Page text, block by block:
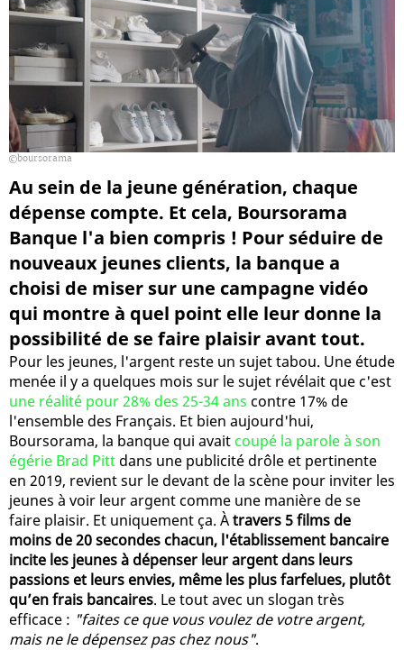
boursorama
Au sein de la jeune génération, chaque
dépense compte. Et cela, Boursorama
Banque l'a bien compris ! Pour séduire de
nouveaux jeunes clients, la banque a
choisi de miser sur une campagne vidéo
qui montre à quel point elle leur donne la
possibilité de se faire plaisir avant tout.
Pour les jeunes, l'argent reste un sujet tabou. Une étude
menée il y a quelques mois sur le sujet révélait que c'est
une réalité pour 28% des 25-34 ans contre 17% de
l'ensemble des Français. Et bien aujourd'hui,
Boursorama, la banque qui avait coupé la parole à son
égérie Brad Pitt dans une publicité drôle et pertinente
en 2019, revient sur le devant de la scène pour inviter les
jeunes à voir leur argent comme une manière de se
faire plaisir. Et uniquement ça. Àtravers 5 films de
moins de 20 secondes chacun, l'établissement bancaire
incite les jeunes à dépenser leur argent dans leurs
passions et leurs envies, même les plus farfelues, plutôt
qu’en frais bancaires. Le tout avec un slogan très
efficace : "faites ce que vous voulez de votre argent,
mais ne le dépensez pas chez nous".